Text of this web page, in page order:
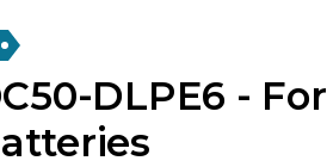
DLPE6 - For